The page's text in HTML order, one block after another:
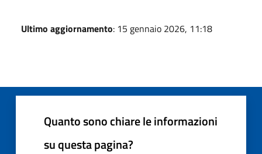
Ultimo aggiornamento: 15 gennaio 2026, 11:18
Quanto sono chiare le informazioni
su questa pagina?